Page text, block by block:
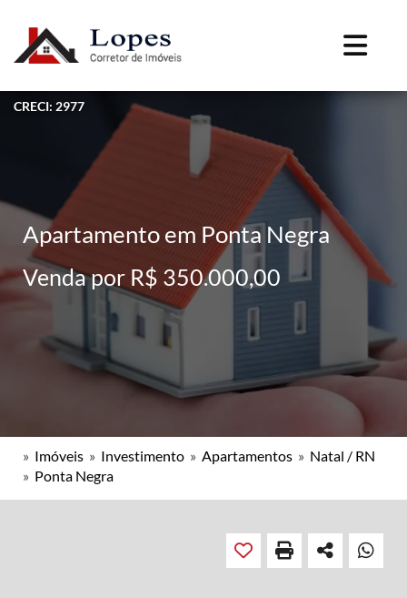
CRECI: 2977
Apartamento em Ponta Negra
Venda por R$ 350.000,00
» Imóveis » Investimento » Apartamentos » Natal / RN
» Ponta Negra